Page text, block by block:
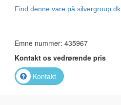
Find denne vare på silvergroup.dk
Emne nummer: 435967
Kontakt os vedrørende pris
Kontakt